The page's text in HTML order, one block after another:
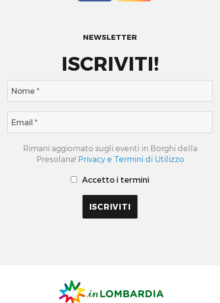
NEWSLETTER
ISCRIVITI!
Rimani aggiornato sugli eventi in Borghi della
Presolana! Privacy e Termini di Utilizzo
Accetto i termini